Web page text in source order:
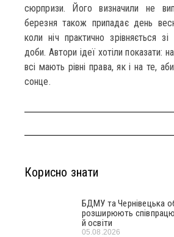
сюрпризи. Його визначили не
березня також припадає день
коли ніч практично зрівняється
доби. Автори ідеї хотіли показати:
всі мають рівні права, як і на те,
сонце.
Корисно знати
БДМУ та Чернівецька
розширюють
й освіти
05.08.2026